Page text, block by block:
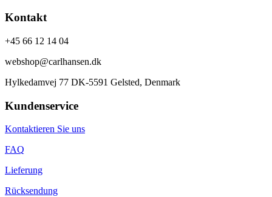
Kontakt
+45 66 12 14 04
webshop@carlhansen.dk
Hylkedamvej 77 DK-5591 Gelsted, Denmark
Kundenservice
Kontaktieren Sie uns
FAQ
Lieferung
Rücksendung